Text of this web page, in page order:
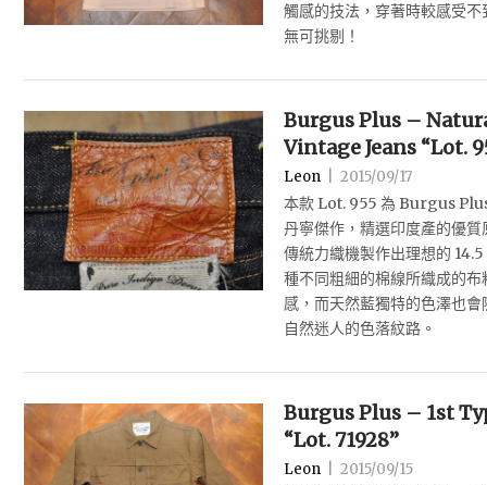
觸感的技法，穿著時較感受
無可挑剔！
Burgus Plus –
Vintage Jeans “Lot.
Leon 2015/09/17
本款 Lot. 955 為 Burgus
丹寧傑作，精選印度產的優
傳統力織機製作出理想的
種不同粗細的棉線所織成的
感，而天然藍獨特的色澤也
自然迷人的色落紋路。
Burgus Plus – 1st
“Lot. 71928”
Leon 2015/09/15